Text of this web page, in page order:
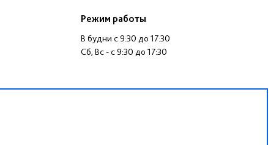
Режим работы
В будни c 9:30 до 17:30
Cб, Вс - c 9:30 до 17:30